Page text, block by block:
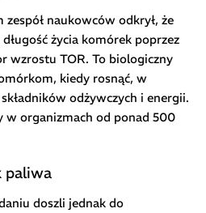
naukowców odkrył, że
życia komórek poprzez
wzrostu TOR. To biologiczny
kiedy rosnąć, w
odżywczych i energii.
w organizmach od ponad 500
paliwa
doszli jednak do